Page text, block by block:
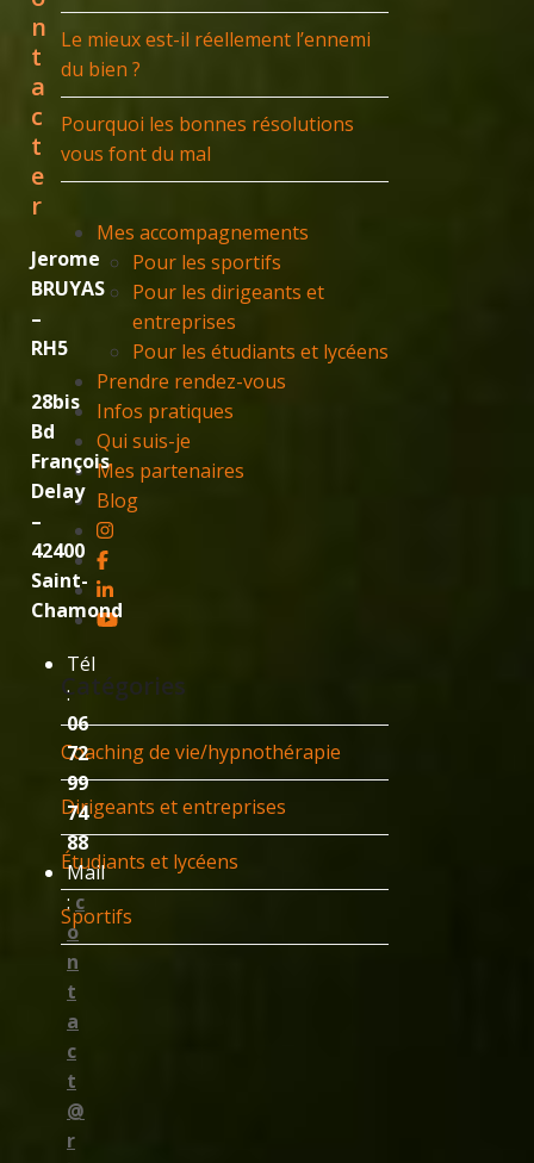
Le mieux est-il réellement l’ennemi
du bien ?
Pourquoi les bonnes résolutions
vous font du mal
Mes accompagnements
Pour les sportifs
Pour les dirigeants et
entreprises
Pour les étudiants et lycéens
Prendre rendez-vous
Infos pratiques
Qui suis-je
Mes partenaires
Blog
Catégories
Coaching de vie/hypnothérapie
Dirigeants et entreprises
Étudiants et lycéens
Sportifs
n
t
a
c
t
e
r
Jerome
BRUYAS
–
RH5
28bis
Bd
François
Delay
–
42400
Saint-
Chamond
Tél
:
06
72
99
74
88
Mail
: c
o
n
t
a
c
t
@
r